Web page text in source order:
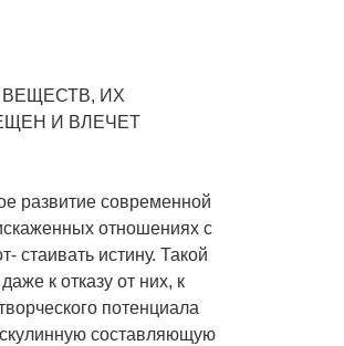
ИХ
И ВЛЕЧЕТ
развитие современной
отношениях с
стаивать истину. Такой
к отказу от них, к
потенциала
составляющую